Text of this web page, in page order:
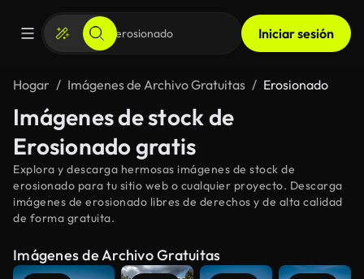
Iniciar sesión
Hogar Imágenes de Archivo Gratuitas Erosionado
Imágenes de stock de
Erosionado gratis
Explora y descarga hermosas imágenes de stock de
erosionado para tu sitio web o cualquier proyecto. Descarga
imágenes de erosionado libres de derechos y de alta calidad
de forma gratuita.
Imágenes de Archivo Gratuitas